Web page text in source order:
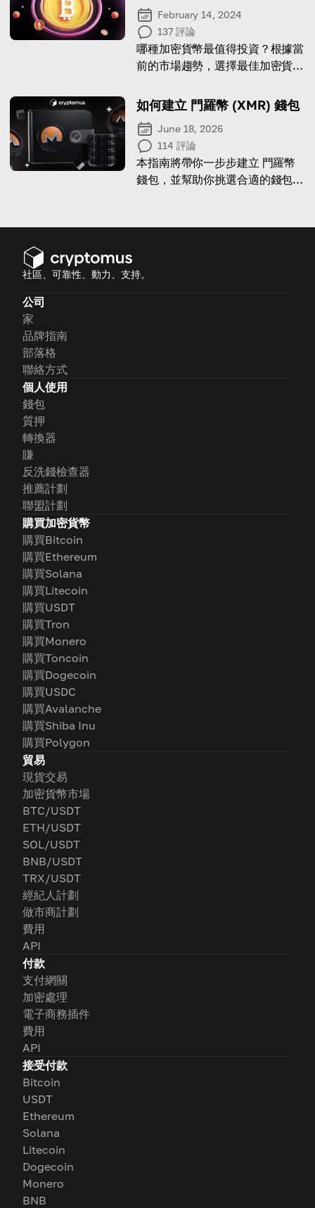
February 14, 2024
137 評論
哪種加密貨幣最值得投資？根據當
前的市場趨勢，選擇最佳加密貨幣
中尋找答案。
如何建立 門羅幣 (XMR) 錢包
June 18, 2026
114 評論
本指南將帶你一步步建立 門羅幣
錢包，並幫助你挑選合適的錢包服
社區、可靠性、動力、支持。
公司
家
品牌指南
部落格
聯絡方式
個人使用
錢包
質押
轉換器
賺
反洗錢檢查器
推薦計劃
聯盟計劃
購買加密貨幣
購買Bitcoin
購買Ethereum
購買Solana
購買Litecoin
購買USDT
購買Tron
購買Monero
購買Toncoin
購買Dogecoin
購買USDC
購買Avalanche
購買Shiba Inu
購買Polygon
貿易
現貨交易
加密貨幣市場
BTC/USDT
ETH/USDT
SOL/USDT
BNB/USDT
TRX/USDT
經紀人計劃
做市商計劃
費用
API
付款
支付網關
加密處理
電子商務插件
費用
API
接受付款
Bitcoin
USDT
Ethereum
Solana
Litecoin
Dogecoin
Monero
BNB